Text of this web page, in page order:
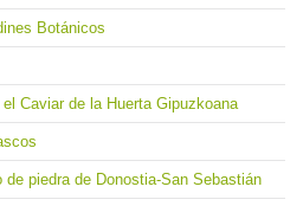
Botánicos
Caviar de la Huerta Gipuzkoana
piedra de Donostia-San Sebastián